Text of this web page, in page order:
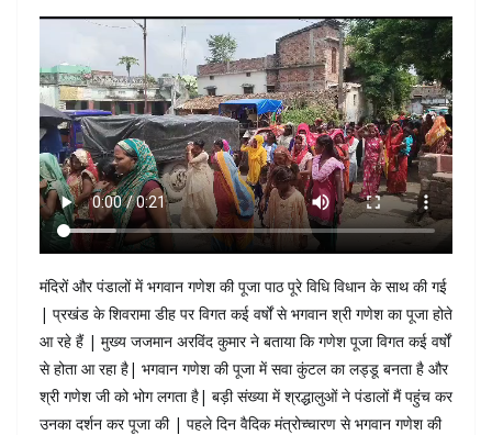
मंदिरों और पंडालों में भगवान गणेश की पूजा पाठ पूरे विधि विधान के साथ की गई
| प्रखंड के शिवरामा डीह पर विगत कई वर्षों से भगवान श्री गणेश का पूजा होते
आ रहे हैं | मुख्य जजमान अरविंद कुमार ने बताया कि गणेश पूजा विगत कई वर्षों
से होता आ रहा है| भगवान गणेश की पूजा में सवा कुंटल का लड्डू बनता है और
श्री गणेश जी को भोग लगता है| बड़ी संख्या में श्रद्धालुओं ने पंडालों मैं पहुंच कर
उनका दर्शन कर पूजा की | पहले दिन वैदिक मंत्रोच्चारण से भगवान गणेश की